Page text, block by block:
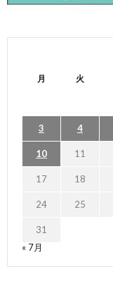
月 火
3 4
10 11
17 18
24 25
31
« 7月